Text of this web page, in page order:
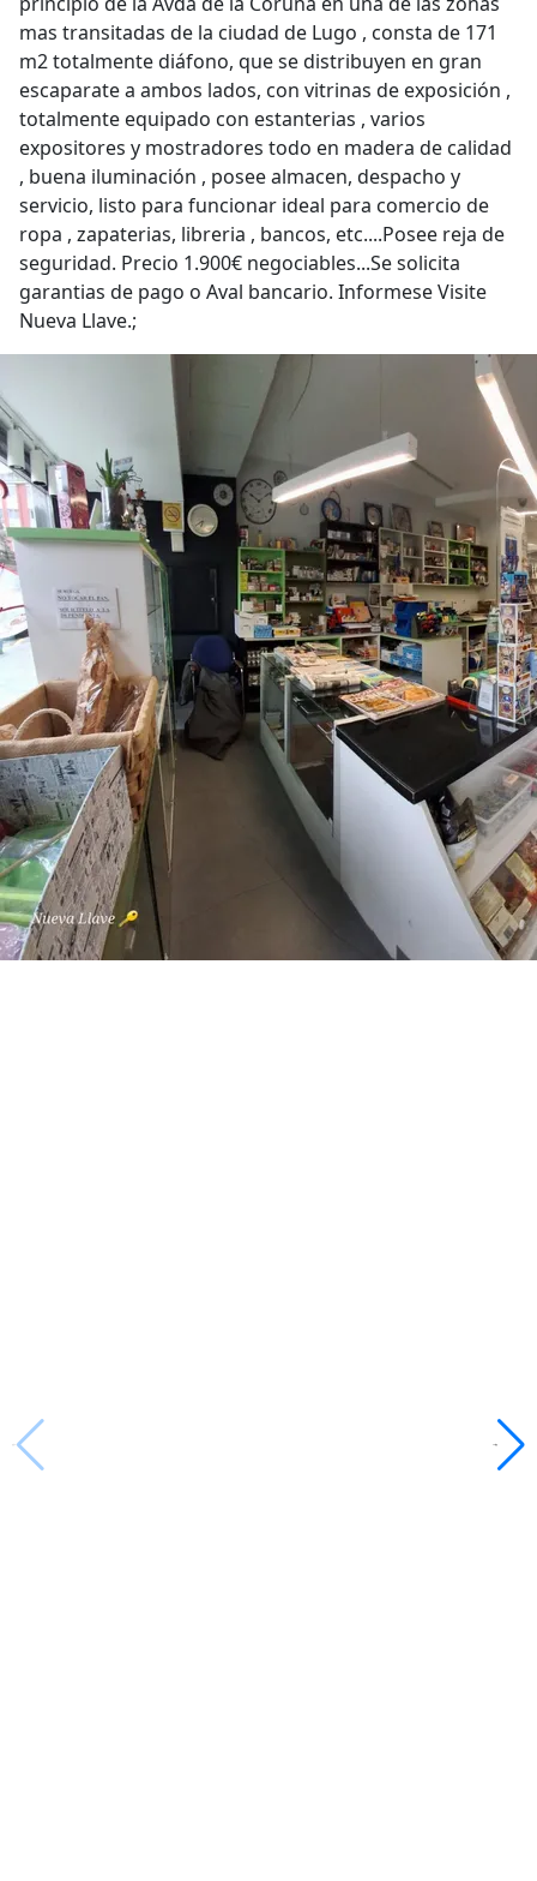
mas transitadas de la ciudad de Lugo , consta de 171
m2 totalmente diáfono, que se distribuyen en gran
escaparate a ambos lados, con vitrinas de exposición ,
totalmente equipado con estanterias , varios
expositores y mostradores todo en madera de calidad
, buena iluminación , posee almacen, despacho y
servicio, listo para funcionar ideal para comercio de
ropa , zapaterias, libreria , bancos, etc....Posee reja de
seguridad. Precio 1.900€ negociables...Se solicita
garantias de pago o Aval bancario. Informese Visite
Nueva Llave.;